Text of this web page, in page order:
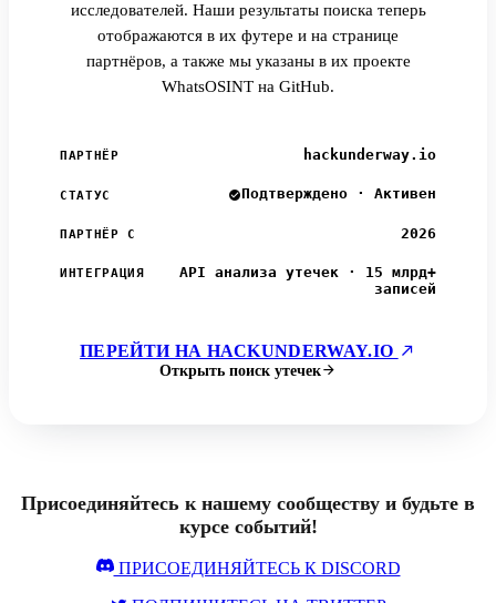
исследователей. Наши результаты поиска теперь
отображаются в их футере и на странице
партнёров, а также мы указаны в их проекте
WhatsOSINT на GitHub.
ПАРТНЁР hackunderway.io
СТАТУС Подтверждено · Активен
ПАРТНЁР С 2026
ИНТЕГРАЦИЯ
API анализа утечек · 15 млрд+
записей
ПЕРЕЙТИ НА HACKUNDERWAY.IO
Открыть поиск утечек
Присоединяйтесь к нашему сообществу и будьте в
курсе событий!
ПРИСОЕДИНЯЙТЕСЬ К DISCORD